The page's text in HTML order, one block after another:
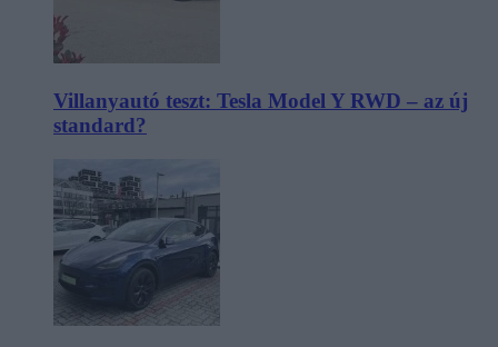
Villanyautó teszt: Tesla Model Y RWD – az új
standard?